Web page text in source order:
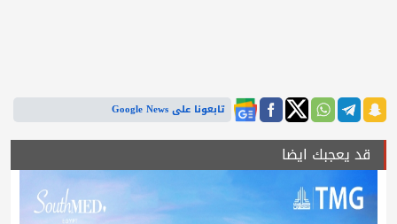
تابعونا على Google News
قد يعجبك ايضا